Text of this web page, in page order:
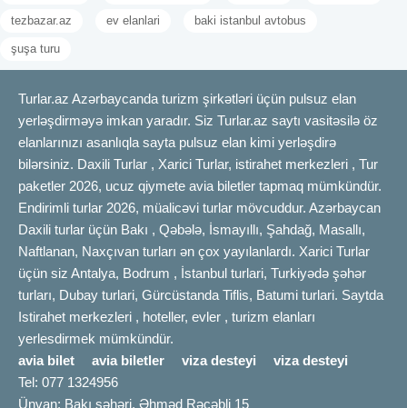
tezbazar.az ev elanlari baki istanbul avtobus
şuşa turu
Turlar.az Azərbaycanda turizm şirkətləri üçün pulsuz elan
yerləşdirməyə imkan yaradır. Siz Turlar.az saytı vasitəsilə öz
elanlarınızı asanlıqla sayta pulsuz elan kimi yerləşdirə
bilərsiniz. Daxili Turlar , Xarici Turlar, istirahet merkezleri , Tur
paketler 2026, ucuz qiymete avia biletler tapmaq mümkündür.
Endirimli turlar 2026, müalicəvi turlar mövcuddur. Azərbaycan
Daxili turlar üçün Bakı , Qəbələ, İsmayıllı, Şahdağ, Masallı,
Naftlanan, Naxçıvan turları ən çox yayılanlardı. Xarici Turlar
üçün siz Antalya, Bodrum , İstanbul turlari, Turkiyədə şəhər
turları, Dubay turlari, Gürcüstanda Tiflis, Batumi turlari. Saytda
Istirahet merkezleri , hoteller, evler , turizm elanları
yerlesdirmek mümkündür.
avia bilet
avia biletler viza desteyi
viza desteyi
Tel: 077 1324956
Ünvan: Bakı şəhəri, Əhməd Rəcəbli 15